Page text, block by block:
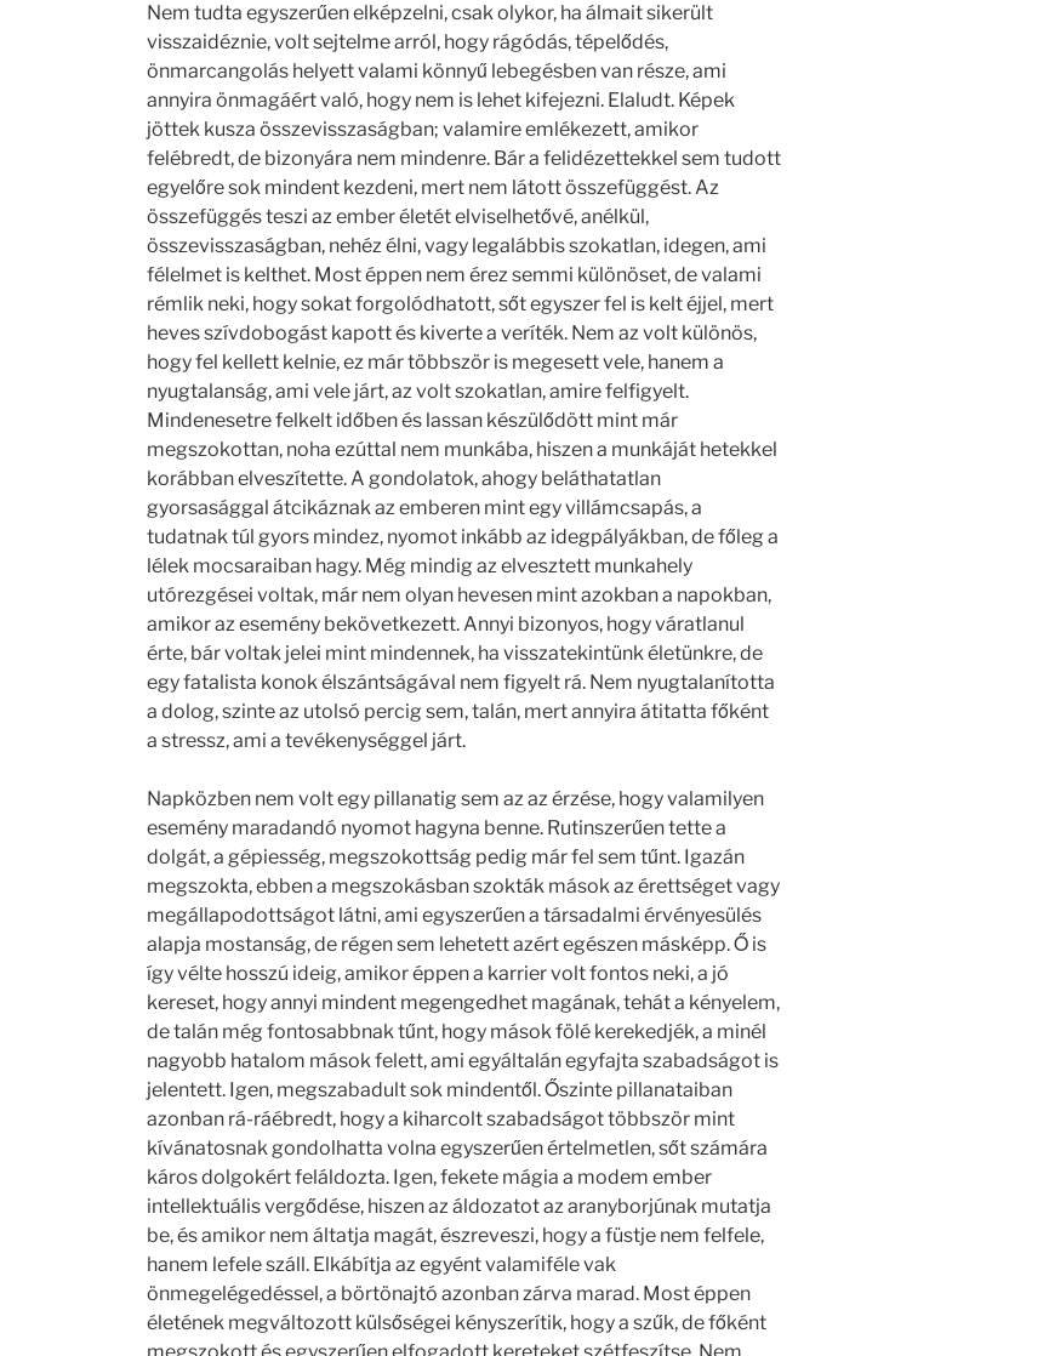
Nem tudta egyszerűen elképzelni, csak olykor, ha álmait sikerült
visszaidéznie, volt sejtelme arról, hogy rágódás, tépelődés,
önmarcangolás helyett valami könnyű lebegésben van része, ami
annyira önmagáért való, hogy nem is lehet kifejezni. Elaludt. Képek
jöttek kusza összevisszaságban; valamire emlékezett, amikor
felébredt, de bizonyára nem mindenre. Bár a felidézettekkel sem tudott
egyelőre sok mindent kezdeni, mert nem látott összefüggést. Az
összefüggés teszi az ember életét elviselhetővé, anélkül,
összevisszaságban, nehéz élni, vagy legalábbis szokatlan, idegen, ami
félelmet is kelthet. Most éppen nem érez semmi különöset, de valami
rémlik neki, hogy sokat forgolódhatott, sőt egyszer fel is kelt éjjel, mert
heves szívdobogást kapott és kiverte a veríték. Nem az volt különös,
hogy fel kellett kelnie, ez már többször is megesett vele, hanem a
nyugtalanság, ami vele járt, az volt szokatlan, amire felfigyelt.
Mindenesetre felkelt időben és lassan készülődött mint már
megszokottan, noha ezúttal nem munkába, hiszen a munkáját hetekkel
korábban elveszítette. A gondolatok, ahogy beláthatatlan
gyorsasággal átcikáznak az emberen mint egy villámcsapás, a
tudatnak túl gyors mindez, nyomot inkább az idegpályákban, de főleg a
lélek mocsaraiban hagy. Még mindig az elvesztett munkahely
utórezgései voltak, már nem olyan hevesen mint azokban a napokban,
amikor az esemény bekövetkezett. Annyi bizonyos, hogy váratlanul
érte, bár voltak jelei mint mindennek, ha visszatekintünk életünkre, de
egy fatalista konok élszántságával nem figyelt rá. Nem nyugtalanította
a dolog, szinte az utolsó percig sem, talán, mert annyira átitatta főként
a stressz, ami a tevékenységgel járt.
Napközben nem volt egy pillanatig sem az az érzése, hogy valamilyen
esemény maradandó nyomot hagyna benne. Rutinszerűen tette a
dolgát, a gépiesség, megszokottság pedig már fel sem tűnt. Igazán
megszokta, ebben a megszokásban szokták mások az érettséget vagy
megállapodottságot látni, ami egyszerűen a társadalmi érvényesülés
alapja mostanság, de régen sem lehetett azért egészen másképp. Ő is
így vélte hosszú ideig, amikor éppen a karrier volt fontos neki, a jó
kereset, hogy annyi mindent megengedhet magának, tehát a kényelem,
de talán még fontosabbnak tűnt, hogy mások fölé kerekedjék, a minél
nagyobb hatalom mások felett, ami egyáltalán egyfajta szabadságot is
jelentett. Igen, megszabadult sok mindentől. Őszinte pillanataiban
azonban rá-ráébredt, hogy a kiharcolt szabadságot többször mint
kívánatosnak gondolhatta volna egyszerűen értelmetlen, sőt számára
káros dolgokért feláldozta. Igen, fekete mágia a modem ember
intellektuális vergődése, hiszen az áldozatot az aranyborjúnak mutatja
be, és amikor nem áltatja magát, észreveszi, hogy a füstje nem felfele,
hanem lefele száll. Elkábítja az egyént valamiféle vak
önmegelégedéssel, a börtönajtó azonban zárva marad. Most éppen
életének megváltozott külsőségei kényszerítik, hogy a szűk, de főként